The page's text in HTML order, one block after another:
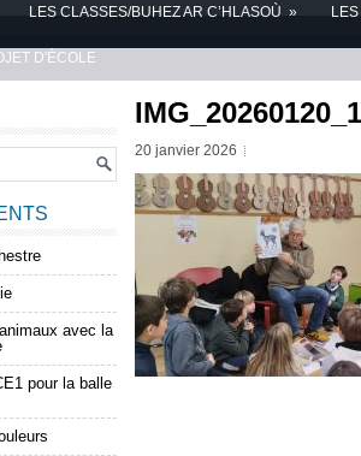
LES CLASSES/BUHEZ AR C’HLASOÙ »
D'ÉCOLE
20 janvier 2026
avec la
pour la balle